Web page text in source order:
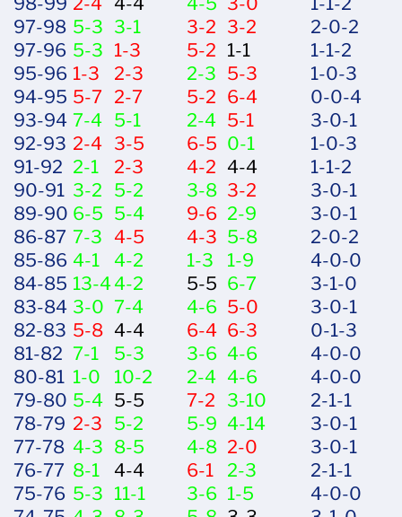
97-98 5-3 3-1 3-2 3-2
2-0-2
97-96 5-3 1-3 5-2 1-1
1-1-2
95-96 1-3 2-3 2-3 5-3
1-0-3
94-95 5-7 2-7 5-2 6-4
0-0-4
93-94 7-4 5-1 2-4 5-1
3-0-1
92-93 2-4 3-5 6-5 0-1
1-0-3
91-92 2-1 2-3 4-2 4-4
1-1-2
90-91 3-2 5-2 3-8 3-2
3-0-1
89-90 6-5 5-4 9-6 2-9
3-0-1
86-87 7-3 4-5 4-3 5-8
2-0-2
85-86 4-1 4-2 1-3 1-9
4-0-0
84-85 13-44-2 5-5 6-7
3-1-0
83-84 3-0 7-4 4-6 5-0
3-0-1
82-83 5-8 4-4 6-4 6-3
0-1-3
81-82 7-1 5-3 3-6 4-6
4-0-0
80-81 1-0 10-2 2-4 4-6
4-0-0
79-80 5-4 5-5 7-2 3-10
2-1-1
78-79 2-3 5-2 5-9 4-14
3-0-1
77-78 4-3 8-5 4-8 2-0
3-0-1
76-77 8-1 4-4 6-1 2-3
2-1-1
75-76 5-3 11-1 3-6 1-5
4-0-0